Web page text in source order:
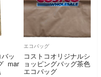
ッ
mar
エコバッグ
コストコオリジナルシ
ョッピングバッグ茶色
エコバッグ